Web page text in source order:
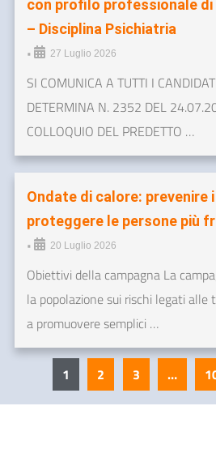
con profilo professionale
– Disciplina Psichiatria
• 27 Luglio 2026
SI COMUNICA A TUTTI I
DETERMINA N. 2352 DEL
COLLOQUIO DEL PREDETTO …
Ondate di calore: prevenire
proteggere le persone più
• 20 Luglio 2026
Obiettivi della campagna La
la popolazione sui rischi legati
a promuovere semplici …
1 2 3 …